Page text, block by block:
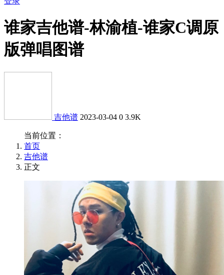
谁家吉他谱-林渝植-谁家C调原
版弹唱图谱
吉他谱 2023-03-04 0 3.9K
当前位置：
首页
吉他谱
正文